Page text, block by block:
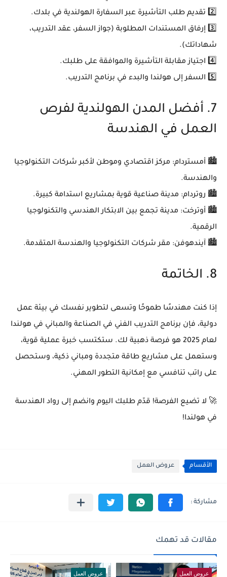
2️⃣ تقديم طلب التأشيرة عبر السفارة الهولندية في بلدك.
3️⃣ إرفاق المستندات المطلوبة (جواز السفر، عقد التدريب،
شهاداتك).
4️⃣ اجتياز مقابلة التأشيرة والموافقة على طلبك.
5️⃣ السفر إلى هولندا والبدء في برنامج التدريب.
7. أفضل المدن الهولندية لفرص
العمل في الهندسة
🏙️ أمستردام: مركز اقتصادي وموطن لأكبر شركات التكنولوجيا
والهندسة.
🏙️ روتردام: مدينة صناعية قوية بمشاريع استدامة كبيرة.
🏙️ أوترخت: مدينة تجمع بين الابتكار الهندسي والتكنولوجيا
الرقمية.
🏙️ آيندهوفن: مقر شركات التكنولوجيا والهندسة المتقدمة.
8. الخاتمة
إذا كنت مهندسًا طموحًا وتسعى لتطوير نفسك في بيئة عمل
دولية، فإن برنامج التدريب الفني في الصناعة والمباني في هولندا
لعام 2025
هو فرصة ذهبية لك. ستكتسب خبرة عملية قوية،
وستعمل على مشاريع طاقة متجددة ومباني ذكية، وستحصل
على راتب تنافسي مع إمكانية التطور المهني.
🚀 لا تضيع الفرصة! قدّم طلبك اليوم وانضم إلى رواد الهندسة
في هولندا!
الأقسام عروض العمل
مقالات قد تهمك
عروض العمل عروض العمل